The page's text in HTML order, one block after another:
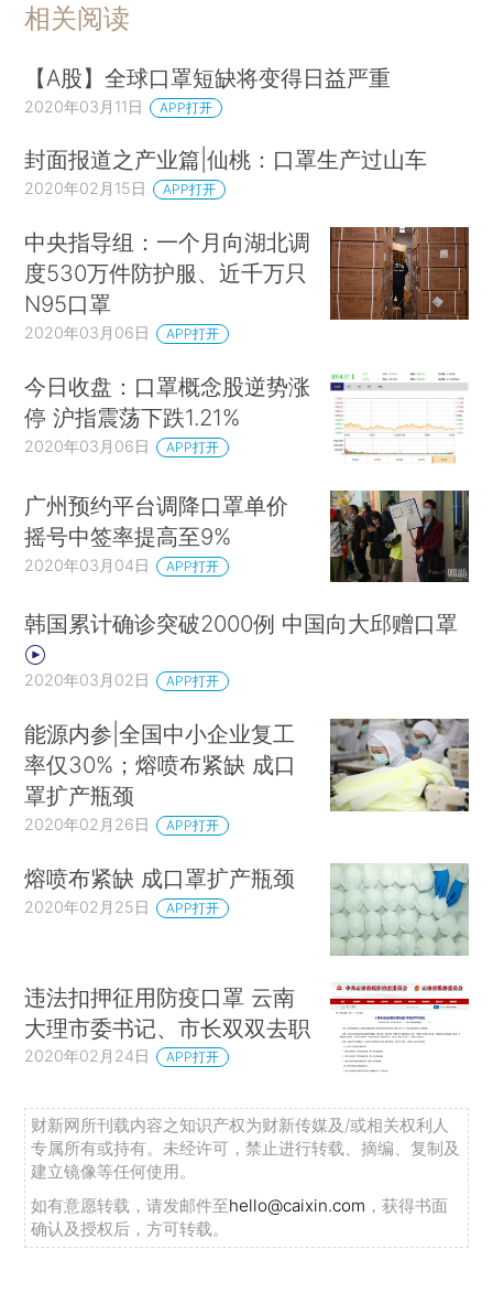
相关阅读
【A股】全球口罩短缺将变得日益严重
2020年03月11日 APP打开
封面报道之产业篇|仙桃：口罩生产过山车
2020年02月15日 APP打开
中央指导组：一个月向湖北调
度530万件防护服、近千万只
N95口罩
2020年03月06日 APP打开
今日收盘：口罩概念股逆势涨
停 沪指震荡下跌1.21%
2020年03月06日 APP打开
广州预约平台调降口罩单价
摇号中签率提高至9%
2020年03月04日 APP打开
韩国累计确诊突破2000例 中国向大邱赠口罩
2020年03月02日 APP打开
能源内参|全国中小企业复工
率仅30%；熔喷布紧缺 成口
罩扩产瓶颈
2020年02月26日 APP打开
熔喷布紧缺 成口罩扩产瓶颈
2020年02月25日 APP打开
违法扣押征用防疫口罩 云南
大理市委书记、市长双双去职
2020年02月24日 APP打开
财新网所刊载内容之知识产权为财新传媒及/或相关权利人
专属所有或持有。未经许可，禁止进行转载、摘编、复制及
建立镜像等任何使用。
如有意愿转载，请发邮件至hello@caixin.com ，获得书面
确认及授权后，方可转载。